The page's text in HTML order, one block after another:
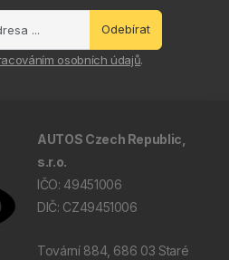
Odebírat
osobních údajů.
AUTOS Czech Republic,
s.r.o.
IČO: 49451006
DIČ: CZ49451006
Tovární 884, 686 03 Staré